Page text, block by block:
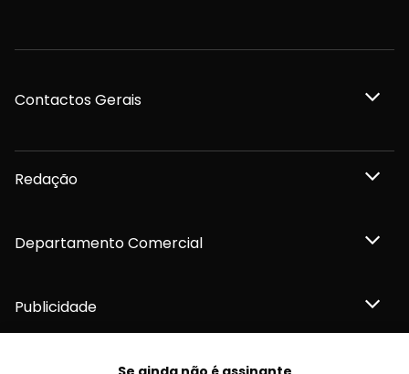
Contactos Gerais
Redação
Departamento Comercial
Publicidade